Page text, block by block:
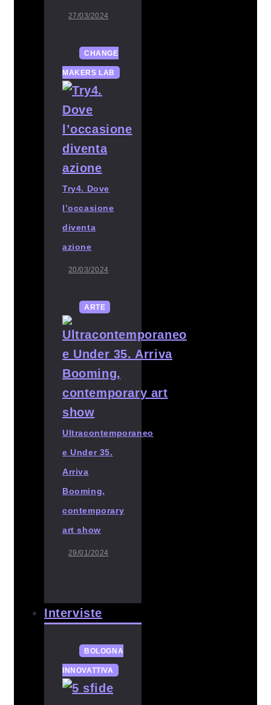
27/03/2024
CHANGE
MAKERS LAB
Try4. Dove
l’occasione
diventa
azione
20/03/2024
ARTE
Ultracontemporaneo
e Under 35.
Arriva
Booming,
contemporary
art show
29/01/2024
Interviste
BOLOGNA
INNOVATTIVA